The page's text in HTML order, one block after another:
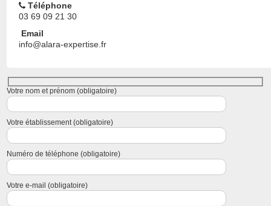
Téléphone
03 69 09 21 30
Email
info@alara-expertise.fr
Votre nom et prénom (obligatoire)
Votre établissement (obligatoire)
Numéro de téléphone (obligatoire)
Votre e-mail (obligatoire)